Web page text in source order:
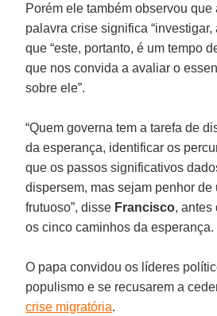
Porém ele também observou que
palavra crise significa “investigar,
que “este, portanto, é um tempo
que nos convida a avaliar o
sobre ele”.
“Quem governa tem a tarefa de
da esperança, identificar os
que os passos significativos
dispersem, mas sejam penhor
frutuoso”, disse Francisco, antes
os cinco caminhos da esperança.
O papa convidou os líderes
populismo e se recusarem a
crise migratória.